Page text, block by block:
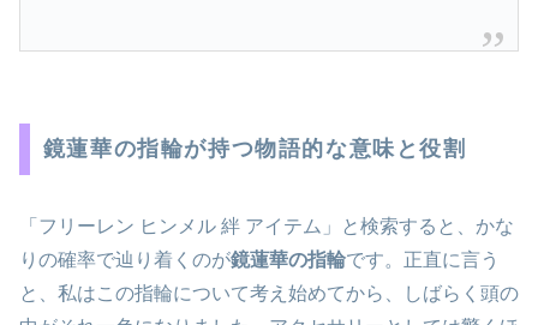
鏡蓮華の指輪が持つ物語的な意味と役割
「フリーレン ヒンメル 絆 アイテム」と検索すると、かな
りの確率で辿り着くのが鏡蓮華の指輪です。正直に言う
と、私はこの指輪について考え始めてから、しばらく頭の